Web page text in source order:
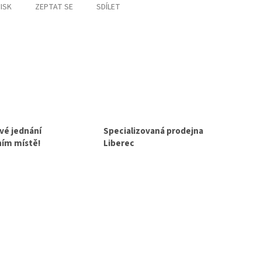
ZEPTAT SE SDÍLET
jednání
místě!
Specializovaná prodejna
Liberec